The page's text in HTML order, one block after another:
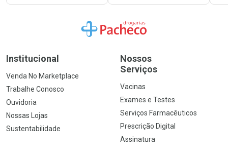
Ir para a Home
Institucional
Venda No Marketplace
Trabalhe Conosco
Ouvidoria
Nossas Lojas
Sustentabilidade
Nossos
Serviços
Vacinas
Exames e Testes
Serviços Farmacêuticos
Prescrição Digital
Assinatura